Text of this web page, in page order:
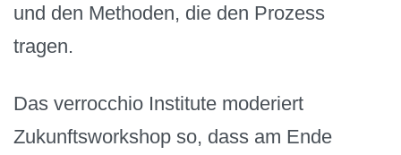
und den Methoden, die den Prozess
tragen.
Das verrocchio Institute moderiert
Zukunftsworkshop so, dass am Ende